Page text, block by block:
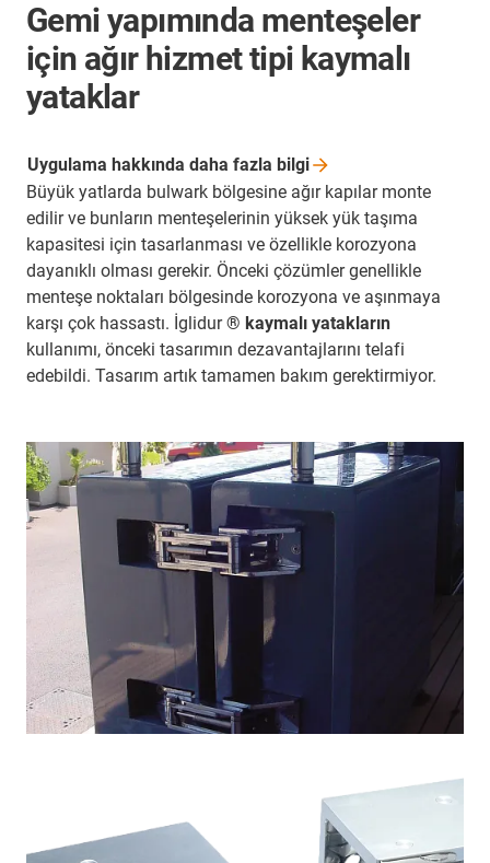
Gemi yapımında menteşeler
için ağır hizmet tipi kaymalı
yataklar
Büyük yatlarda bulwark bölgesine ağır kapılar monte
edilir ve bunların menteşelerinin yüksek yük taşıma
kapasitesi için tasarlanması ve özellikle korozyona
dayanıklı olması gerekir. Önceki çözümler genellikle
menteşe noktaları bölgesinde korozyona ve aşınmaya
karşı çok hassastı. İglidur® kaymalı yatakların
kullanımı, önceki tasarımın dezavantajlarını telafi
edebildi. Tasarım artık tamamen bakım gerektirmiyor.
Uygulama hakkında daha fazla bilgi